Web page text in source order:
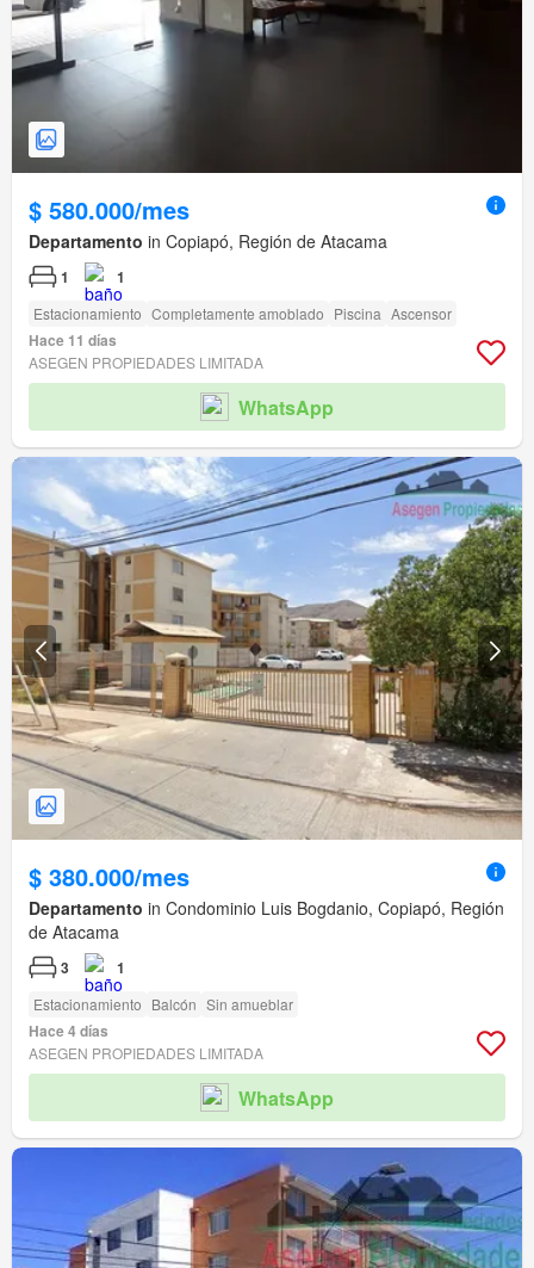
$ 580.000/mes
Departamento in Copiapó, Región de Atacama
1 1
Estacionamiento Completamente amoblado Piscina Ascensor
Hace 11 días
ASEGEN PROPIEDADES LIMITADA
WhatsApp
$ 380.000/mes
Departamento in Condominio Luis Bogdanio, Copiapó, Región
de Atacama
3 1
Estacionamiento Balcón Sin amueblar
Hace 4 días
ASEGEN PROPIEDADES LIMITADA
WhatsApp